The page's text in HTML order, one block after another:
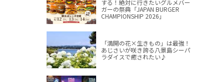
する！絶対に行きたいグルメバー
ガーの祭典「JAPAN BURGER
CHAMPIONSHIP 2026」
「満開の花×生きもの」は最強！
あじさいが咲き誇る八景島シーパ
ラダイスで癒されたい♪